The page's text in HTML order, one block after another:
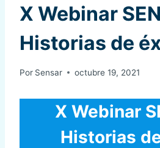
X Webinar
Historias de
Por Sensar octubre 19, 2021
X Webinar
Historias